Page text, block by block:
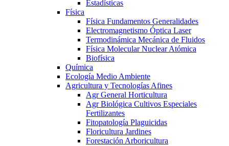
Estadísticas
Física
Física Fundamentos Generalidades
Electromagnetismo Óptica Laser
Termodinámica Mecánica de Fluidos
Física Molecular Nuclear Atómica
Biofísica
Química
Ecología Medio Ambiente
Agricultura y Tecnologías Afines
Agr General Horticultura
Agr Biológica Cultivos Especiales
Fertilizantes
Fitopatología Plaguicidas
Floricultura Jardines
Forestación Arboricultura